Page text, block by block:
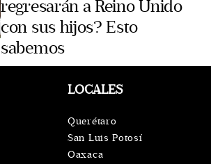
regresarán a Reino Unido
con sus hijos? Esto
sabemos
LOCALES
Querétaro
San Luis Potosí
Oaxaca